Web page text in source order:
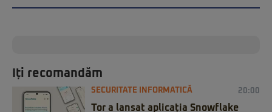
Iți recomandăm
SECURITATE INFORMATICĂ 20:00
Tor a lansat aplicația Snowflake